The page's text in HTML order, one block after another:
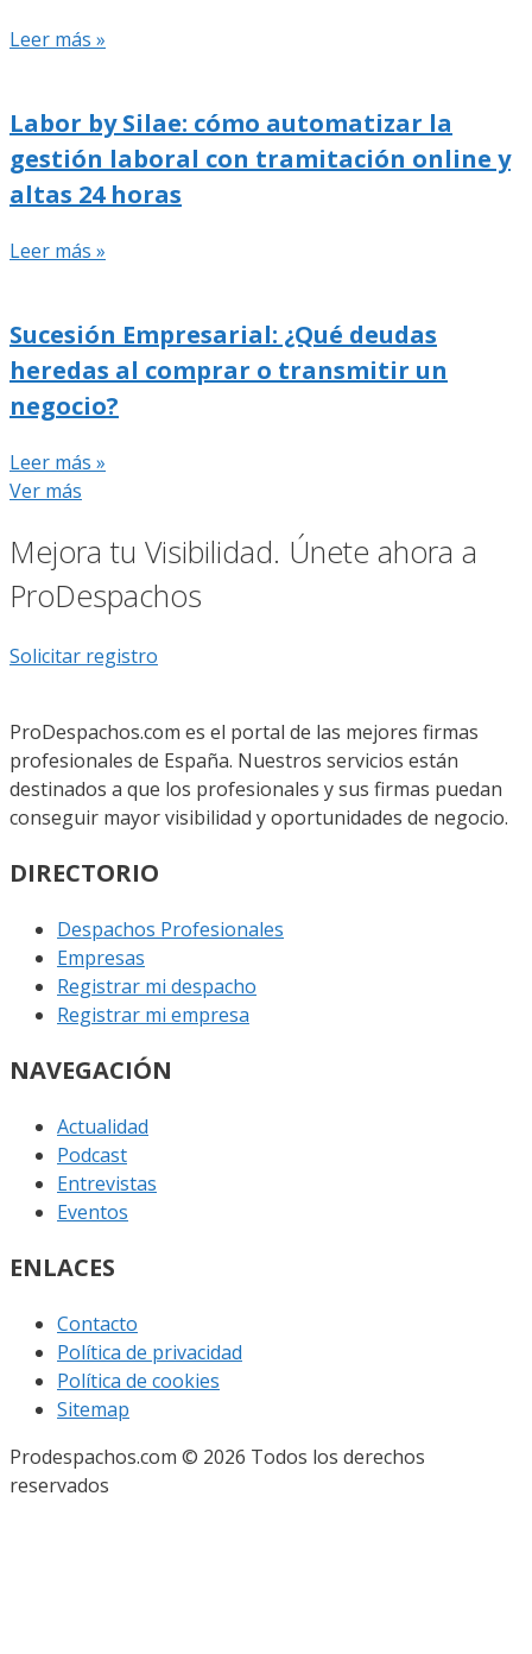
Leer más »
Labor by Silae: cómo automatizar la
gestión laboral con tramitación online y
altas 24 horas
Leer más »
Sucesión Empresarial: ¿Qué deudas
heredas al comprar o transmitir un
negocio?
Leer más »
Ver más
Mejora tu Visibilidad. Únete ahora a
ProDespachos
Solicitar registro
ProDespachos.com es el portal de las mejores firmas
profesionales de España. Nuestros servicios están
destinados a que los profesionales y sus firmas puedan
conseguir mayor visibilidad y oportunidades de negocio.
DIRECTORIO
Despachos Profesionales
Empresas
Registrar mi despacho
Registrar mi empresa
NAVEGACIÓN
Actualidad
Podcast
Entrevistas
Eventos
ENLACES
Contacto
Política de privacidad
Política de cookies
Sitemap
Prodespachos.com © 2026 Todos los derechos
reservados